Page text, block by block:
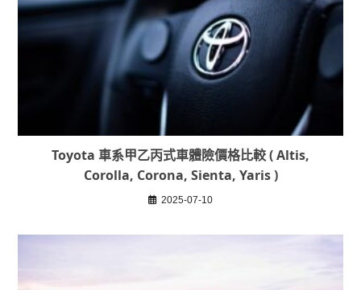
Toyota 車系甲乙丙式車體險價格比較 ( Altis,
Corolla, Corona, Sienta, Yaris )
2025-07-10